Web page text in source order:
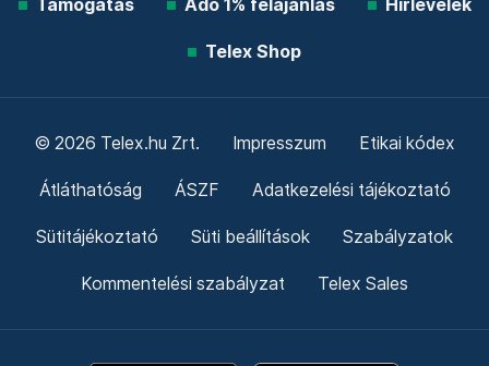
Támogatás Adó 1% felajánlás Hírlevelek
Telex Shop
© 2026 Telex.hu Zrt. Impresszum Etikai kódex
Átláthatóság ÁSZF Adatkezelési tájékoztató
Sütitájékoztató Süti beállítások Szabályzatok
Kommentelési szabályzat Telex Sales